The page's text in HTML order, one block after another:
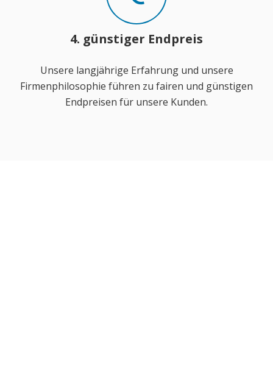
4. günstiger Endpreis
Unsere langjährige Erfahrung und unsere
Firmenphilosophie führen zu fairen und günstigen
Endpreisen für unsere Kunden.